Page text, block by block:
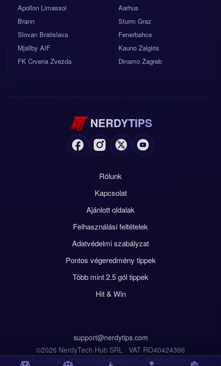
Apollon Limassol
Brann
Slovan Bratislava
Mjallby AIF
FK Crvena Zvezda
Aarhus
Sturm Graz
Fenerbahce
Kauno Zalgiris
Dinamo Zagreb
NERDYTIPS
Rólunk
Kapcsolat
Ajánlott oldalak
Felhasználási feltételek
Adatvédelmi szabályzat
Pontos végeredmény tippek
Több mint 2.5 gól tippek
Hit & Win
18+ • Kérjük, játsszon felelősséggel • GambleAware
•
support@nerdytips.com
©2026 NerdyTech Hub SRL · VAT RO40424366